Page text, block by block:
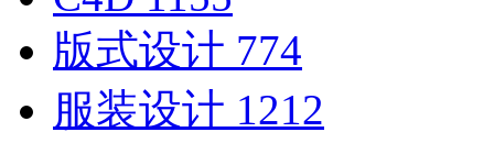
版式设计 774
服装设计 1212